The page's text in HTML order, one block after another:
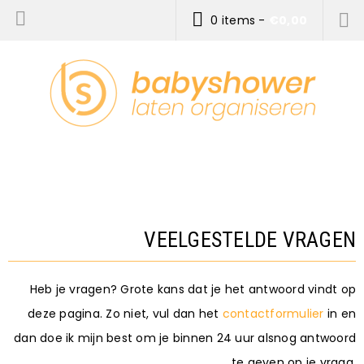
0 items -
VEELGESTELDE VRAGEN
Heb je vragen? Grote kans dat je het antwoord vindt op
deze pagina. Zo niet, vul dan het contactformulier in en
dan doe ik mijn best om je binnen 24 uur alsnog antwoord